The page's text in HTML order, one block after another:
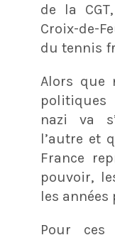
de la CGT,
Croix-de-
du tennis
Alors que
nazi va
l’autre et
France
pouvoir,
les années
Pour